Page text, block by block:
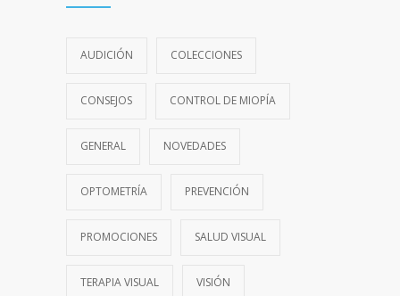
AUDICIÓN COLECCIONES
CONSEJOS CONTROL DE MIOPÍA
GENERAL NOVEDADES
OPTOMETRÍA PREVENCIÓN
PROMOCIONES SALUD VISUAL
TERAPIA VISUAL VISIÓN